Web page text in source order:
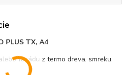
PLUS TX, A4
fasádu z termo dreva, smreku,